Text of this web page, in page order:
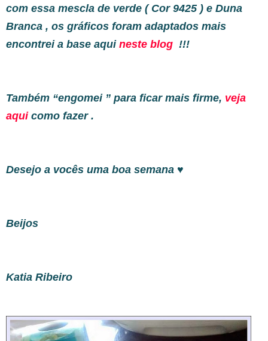
com essa mescla de verde ( Cor 9425 ) e Duna
Branca , os gráficos foram adaptados mais
encontrei a base aqui neste blog !!!
Também “engomei ” para ficar mais firme, veja
aquicomo fazer .
Desejo a vocês uma boa semana ♥
Beijos
Katia Ribeiro